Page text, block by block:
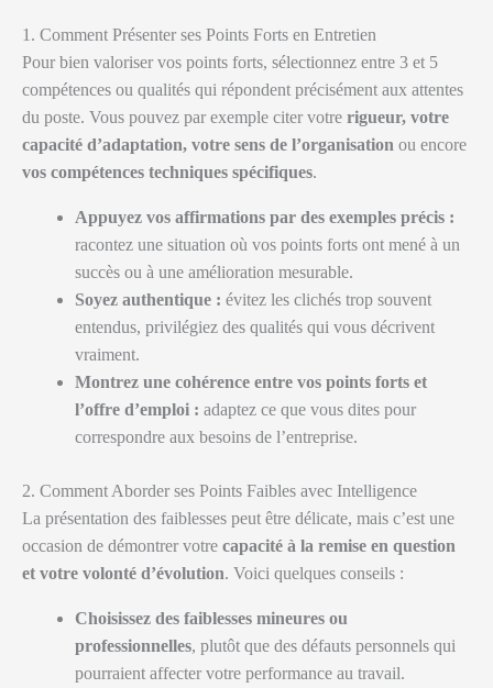
1. Comment Présenter ses Points Forts en Entretien
Pour bien valoriser vos points forts, sélectionnez entre 3 et 5
compétences ou qualités qui répondent précisément aux attentes
du poste. Vous pouvez par exemple citer votre rigueur, votre
capacité d’adaptation, votre sens de l’organisation ou encore
vos compétences techniques spécifiques.
Appuyez vos affirmations par des exemples précis :
racontez une situation où vos points forts ont mené à un
succès ou à une amélioration mesurable.
Soyez authentique : évitez les clichés trop souvent
entendus, privilégiez des qualités qui vous décrivent
vraiment.
Montrez une cohérence entre vos points forts et
l’offre d’emploi : adaptez ce que vous dites pour
correspondre aux besoins de l’entreprise.
2. Comment Aborder ses Points Faibles avec Intelligence
La présentation des faiblesses peut être délicate, mais c’est une
occasion de démontrer votre capacité à la remise en question
et votre volonté d’évolution. Voici quelques conseils :
Choisissez des faiblesses mineures ou
professionnelles, plutôt que des défauts personnels qui
pourraient affecter votre performance au travail.